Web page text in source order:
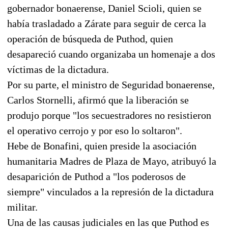
gobernador bonaerense, Daniel Scioli, quien se
había trasladado a Zárate para seguir de cerca la
operación de búsqueda de Puthod, quien
desapareció cuando organizaba un homenaje a dos
víctimas de la dictadura.
Por su parte, el ministro de Seguridad bonaerense,
Carlos Stornelli, afirmó que la liberación se
produjo porque "los secuestradores no resistieron
el operativo cerrojo y por eso lo soltaron".
Hebe de Bonafini, quien preside la asociación
humanitaria Madres de Plaza de Mayo, atribuyó la
desaparición de Puthod a "los poderosos de
siempre" vinculados a la represión de la dictadura
militar.
Una de las causas judiciales en las que Puthod es